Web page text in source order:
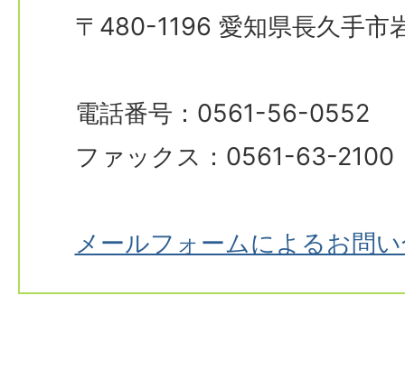
〒480-1196 愛知県長久手市
電話番号：0561-56-0552
ファックス：0561-63-2100
メールフォームによるお問